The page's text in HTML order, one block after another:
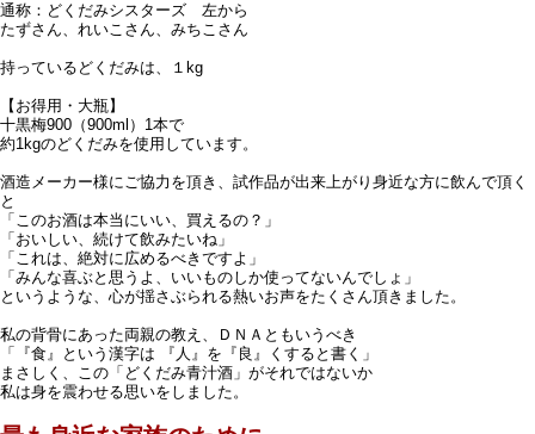
通称：どくだみシスターズ 左から
たずさん、れいこさん、みちこさん
持っているどくだみは、１kg
【お得用・大瓶】
十黒梅900（900ml）1本で
約1kgのどくだみを使用しています。
酒造メーカー様にご協力を頂き、試作品が出来上がり身近な方に飲んで頂く
と
「このお酒は本当にいい、買えるの？」
「おいしい、続けて飲みたいね」
「これは、絶対に広めるべきですよ」
「みんな喜ぶと思うよ、いいものしか使ってないんでしょ」
というような、心が揺さぶられる熱いお声をたくさん頂きました。
私の背骨にあった両親の教え、ＤＮＡともいうべき
「『食』という漢字は 『人』を『良』くすると書く」
まさしく、この「どくだみ青汁酒」がそれではないか
私は身を震わせる思いをしました。